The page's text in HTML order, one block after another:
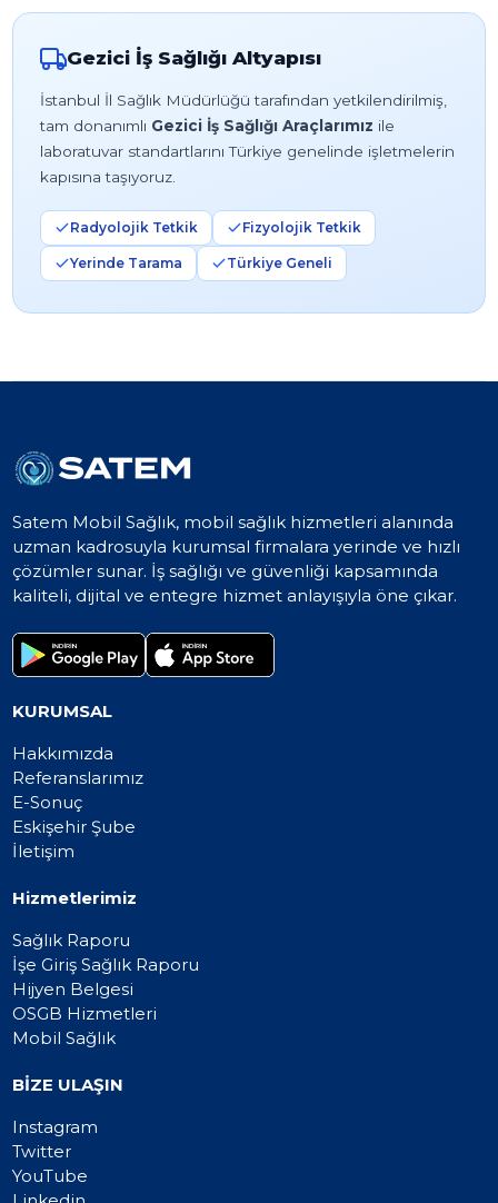
Gezici İş Sağlığı Altyapısı
İstanbul İl Sağlık Müdürlüğü tarafından yetkilendirilmiş,
tam donanımlı Gezici İş Sağlığı Araçlarımız ile
laboratuvar standartlarını Türkiye genelinde işletmelerin
kapısına taşıyoruz.
Radyolojik Tetkik Fizyolojik Tetkik
Yerinde Tarama Türkiye Geneli
Satem Mobil Sağlık, mobil sağlık hizmetleri alanında
uzman kadrosuyla kurumsal firmalara yerinde ve hızlı
çözümler sunar. İş sağlığı ve güvenliği kapsamında
kaliteli, dijital ve entegre hizmet anlayışıyla öne çıkar.
KURUMSAL
Hakkımızda
Referanslarımız
E-Sonuç
Eskişehir Şube
İletişim
Hizmetlerimiz
Sağlık Raporu
İşe Giriş Sağlık Raporu
Hijyen Belgesi
OSGB Hizmetleri
Mobil Sağlık
BİZE ULAŞIN
Instagram
Twitter
YouTube